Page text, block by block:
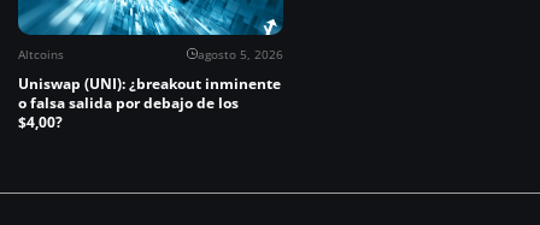
Altcoins agosto 5, 2026
Uniswap (UNI): ¿breakout inminente
o falsa salida por debajo de los
$4,00?